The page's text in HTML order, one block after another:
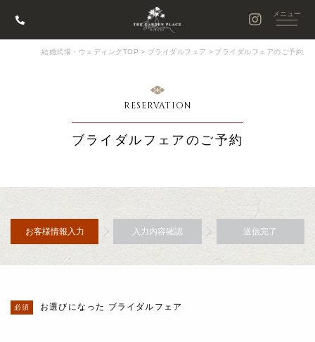
結婚式場・ウェディングTOP > ブライダルフェア > ブライダルフェアのご予約
RESERVATION
ブライダルフェアのご予約
お客様情報入力 入力内容確認 送信完了
お選びになった ブライダルフェア